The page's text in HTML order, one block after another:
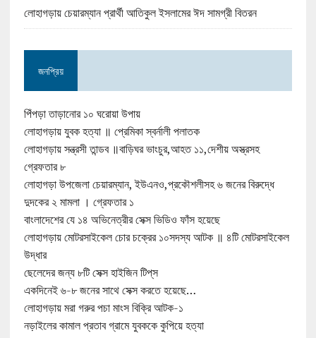
লোহাগড়ায় চেয়ারম্যান প্রার্থী আতিকুল ইসলামের ঈদ সামগ্রী বিতরন
জনপ্রিয়
পিঁপড়া তাড়ানোর ১০ ঘরোয়া উপায়
লোহাগড়ায় যুবক হত্যা ॥ প্রেমিকা স্বর্নালী পলাতক
লোহাগড়ায় সন্ত্রসী তান্ডব ॥বাড়িঘর ভাংচুর,আহত ১১,দেশীয় অস্ত্রসহ
গ্রেফতার ৮
লোহাগড়া উপজেলা চেয়ারম্যান, ইউএনও,প্রকৌশলীসহ ৬ জনের বিরুদ্ধে
দুদকের ২ মামলা । গ্রেফতার ১
বাংলাদেশের যে ১৪ অভিনেত্রীর সেক্স ভিডিও ফাঁস হয়েছে
লোহাগড়ায় মোটরসাইকেল চোর চক্রের ১০সদস্য আটক ॥ ৪টি মোটরসাইকেল
উদ্ধার
ছেলেদের জন্য ৮টি সেক্স হাইজিন টিপ্‌স
একদিনেই ৬-৮ জনের সাথে সেক্স করতে হয়েছে…
লোহাগড়ায় মরা গরুর পচা মাংস বিক্রি আটক-১
নড়াইলের কামাল প্রতাব গ্রামে যুবককে কুপিয়ে হত্যা